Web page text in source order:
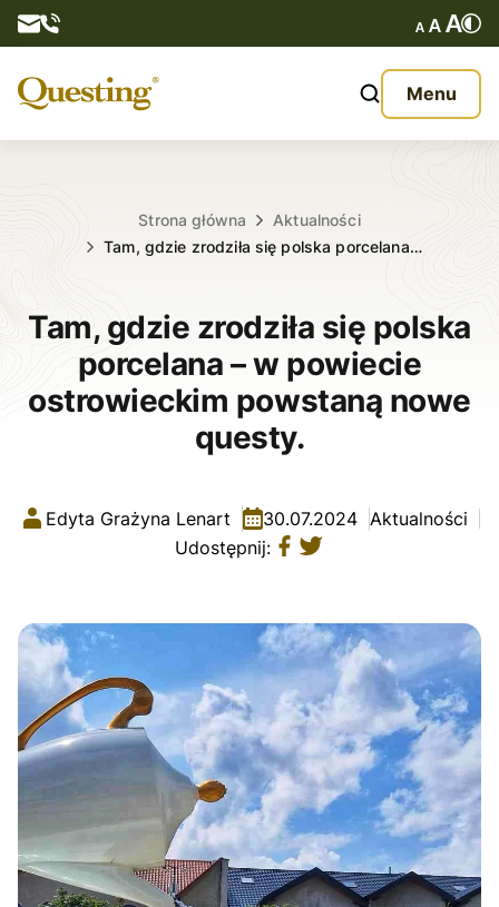
Menu
O nas
Kontakt
Strona główna
Aktualności
Tam, gdzie zrodziła się polska porcelana…
Tam, gdzie zrodziła się polska
porcelana – w powiecie
ostrowieckim powstaną nowe
questy.
Edyta Grażyna Lenart 30.07.2024 Aktualności
Udostępnij: